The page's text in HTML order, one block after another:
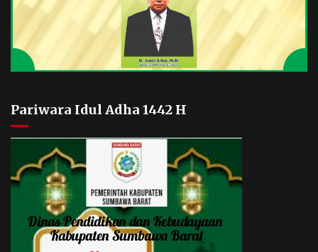
Pariwara Idul Adha 1442 H